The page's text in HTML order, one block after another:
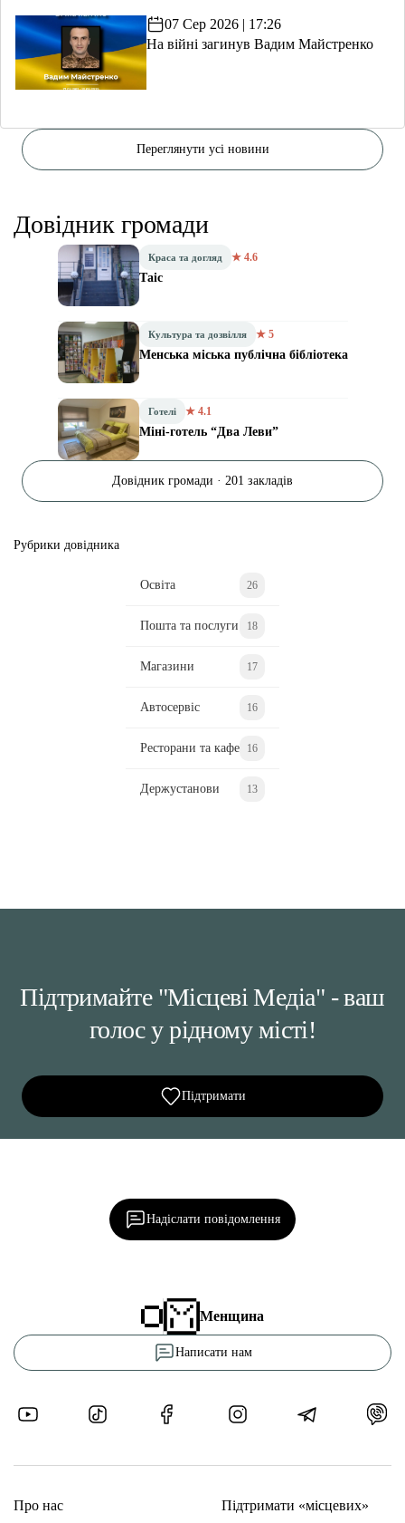
07 Сер 2026 | 17:26
На війні загинув Вадим Майстренко
Переглянути усі новини
Довідник громади
Краса та догляд ★ 4.6
Таіс
Культура та дозвілля ★ 5
Менська міська публічна бібліотека
Готелі ★ 4.1
Міні-готель “Два Леви”
Довідник громади · 201 закладів
Рубрики довідника
Освіта 26
Пошта та послуги 18
Магазини 17
Автосервіс 16
Ресторани та кафе 16
Держустанови 13
Підтримайте "Місцеві Медіа" - ваш
голос у рідному місті!
Підтримати
Надіслати повідомлення
Менщина
Написати нам
Про нас Підтримати «місцевих»